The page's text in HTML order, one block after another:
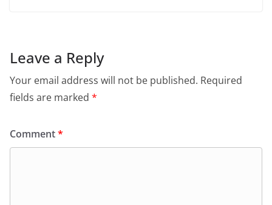
Leave a Reply
Your email address will not be published. Required
fields are marked *
Comment*